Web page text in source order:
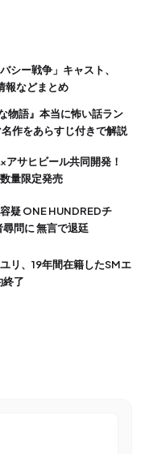
報などまとめ
作をあらすじ付きで解説
量限定発売
問に 無言で退廷
終了